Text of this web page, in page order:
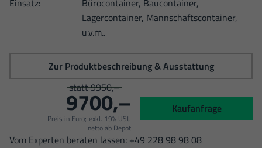
Einsatz:
Bürocontainer, Baucontainer,
Lagercontainer, Mannschaftscontainer,
u.v.m..
Zur Produktbeschreibung & Ausstattung
statt 9950,–
9700,–
Preis in Euro; exkl. 19% USt.
netto ab Depot
Kaufanfrage
Vom Experten beraten lassen: +49 228 98 98 08